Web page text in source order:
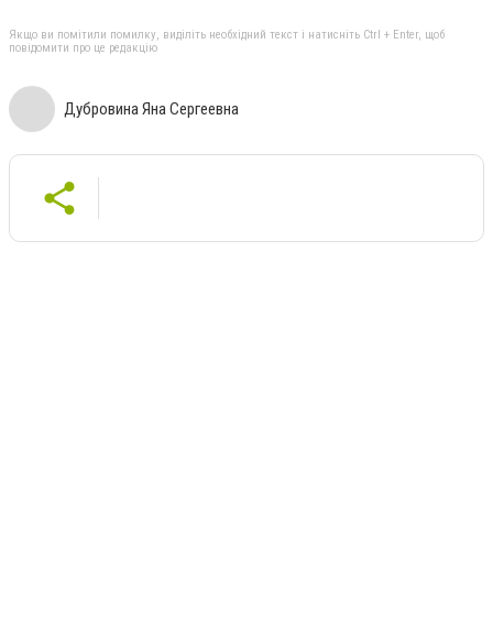
Якщо ви помітили помилку, виділіть необхідний текст і натисніть Ctrl + Enter, щоб
повідомити про це редакцію
Дубровина Яна Сергеевна